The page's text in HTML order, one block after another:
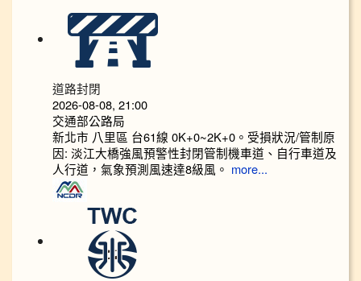
道路封閉
2026-08-08, 21:00
交通部公路局
新北市 八里區 台61線 0K+0~2K+0。受損狀況/管制原
因: 淡江大橋強風預警性封閉管制機車道、自行車道及
人行道，氣象預測風速達8級風。
more...